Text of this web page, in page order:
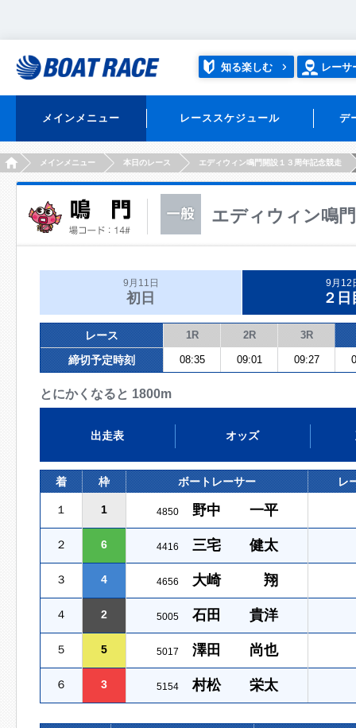
知る楽しむ レーサ
メインメニュー レーススケジュール デ
HOMEメインメニュー 本日のレース エディウィン鳴門開設１３周年記念競走
エディウィン鳴
9月11日
初日
9月12
２日
レース 1R 2R 3R
締切予定時刻 08:35 09:01 09:27
とにかくなると 1800m
出走表 オッズ
着 枠 ボートレーサー レ
１ 1 4850 野中 一平
２ 6 4416 三宅 健太
３ 4 4656 大崎 翔
４ 2 5005 石田 貴洋
５ 5 5017 澤田 尚也
６ 3 5154 村松 栄太